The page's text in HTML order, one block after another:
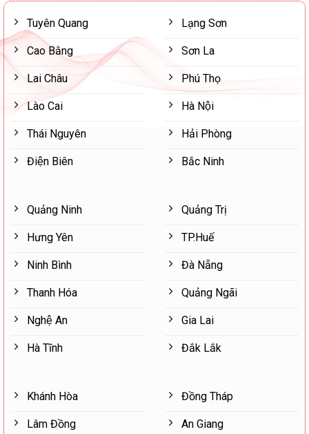
Tuyên Quang
Cao Bằng
Lai Châu
Lào Cai
Thái Nguyên
Điện Biên
Lạng Sơn
Sơn La
Phú Thọ
Hà Nội
Hải Phòng
Bắc Ninh
Quảng Ninh
Hưng Yên
Ninh Bình
Thanh Hóa
Nghệ An
Hà Tĩnh
Quảng Trị
TP.Huế
Đà Nẵng
Quảng Ngãi
Gia Lai
Đắk Lắk
Khánh Hòa
Lâm Đồng
Đồng Tháp
An Giang